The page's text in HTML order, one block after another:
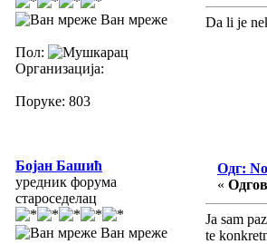
Ван мреже
Пол:
Организација:
Поруке: 803
Da li je
Бојан Башић
уредник форума
староседелац
Ван мреже
Одг:
«
Ja sam
te